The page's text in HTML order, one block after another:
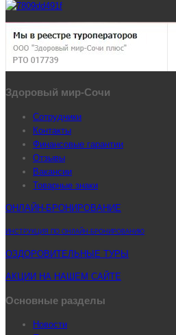
Здоровый мир-Сочи
Сотрудники
Контакты
Финансовые гарантии
Отзывы
Вакансии
Товарные знаки
ОНЛАЙН-БРОНИРОВАНИЕ
ИНСТРУКЦИЯ ПО ОНЛАЙН-БРОНИРОВАНИЮ
ОЗДОРОВИТЕЛЬНЫЕ ТУРЫ
АКЦИИ НА НАШЕМ САЙТЕ
Основные разделы
Новости